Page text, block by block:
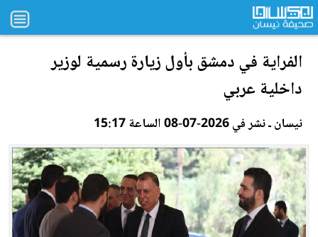
الفراية في دمشق بأولزيارة رسمية لوزير
داخلية عربي
نيسان ـ نشر في 2026-07-08 الساعة 15:17